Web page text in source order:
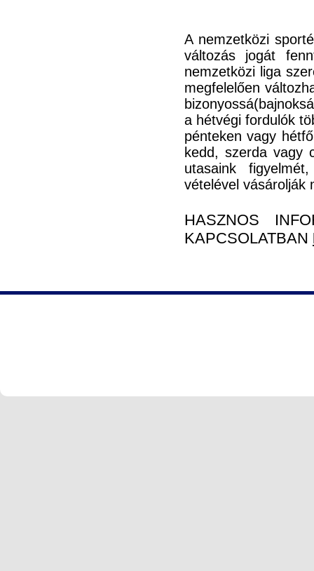
A nemzetközi
változás jogát
nemzetközi liga
megfelelően
a hétvégi fordulók
pénteken vagy
kedd, szerda vagy
utasaink
vételével vásárolják
HASZNOS
KAPCSOLATBAN